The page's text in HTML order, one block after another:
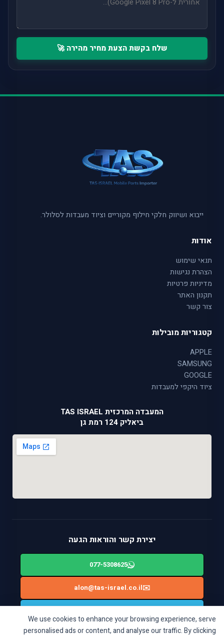
We use cookies to enhance your browsing experience, serve
personalised ads or content, and analyse our traffic. By clicking
שלח בקשת הצעת מחיר מהירה 🚀
ייבוא ושיווק חלקי חילוף מקוריים וציוד מעבדות לסלולר.
אודות
תנאי שימוש
הצהרת נגישות
מדיניות פרטיות
תקנון האתר
צור קשר
קטגוריות מובילות
APPLE
SAMSUNG
GOOGLE
ציוד היקפי למעבדות
המעבדה המרכזית TAS ISRAEL
ביאליק 124 רמת גן
יצירת קשר והוראות הגעה
077-5308625
✉️
alon@tas-israel.co.il